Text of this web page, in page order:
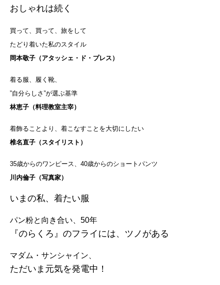
おしゃれは続く
買って、買って、旅をして
たどり着いた私のスタイル
岡本敬子（アタッシェ・ド・プレス）
着る服、履く靴、
”自分らしさ”が選ぶ基準
林恵子（料理教室主宰）
着飾ることより、着こなすことを大切にしたい
椎名直子（スタイリスト）
35歳からのワンピース、40歳からのショートパンツ
川内倫子（写真家）
いまの私、着たい服
パン粉と向き合い、50年
『のらくろ』のフライには、ツノがある
マダム・サンシャイン、
ただいま元気を発電中！